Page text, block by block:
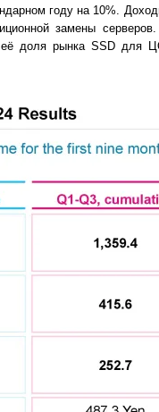
году на 10​%.
замены
доля рынка SSD для